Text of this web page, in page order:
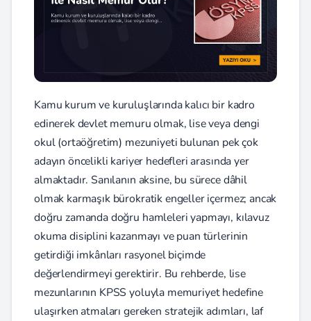
Kamu kurum ve kuruluşlarında kalıcı bir kadro
edinerek devlet memuru olmak, lise veya dengi
okul (ortaöğretim) mezuniyeti bulunan pek çok
adayın öncelikli kariyer hedefleri arasında yer
almaktadır. Sanılanın aksine, bu sürece dâhil
olmak karmaşık bürokratik engeller içermez; ancak
doğru zamanda doğru hamleleri yapmayı, kılavuz
okuma disiplini kazanmayı ve puan türlerinin
getirdiği imkânları rasyonel biçimde
değerlendirmeyi gerektirir. Bu rehberde, lise
mezunlarının KPSS yoluyla memuriyet hedefine
ulaşırken atmaları gereken stratejik adımları, laf